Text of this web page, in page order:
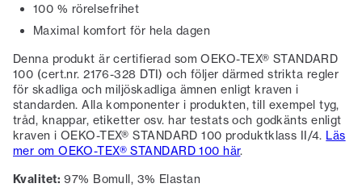
100 % rörelsefrihet
Maximal komfort för hela dagen
Denna produkt är certifierad som OEKO-TEX® STANDARD
100 (cert.nr. 2176-328 DTI) och följer därmed strikta regler
för skadliga och miljöskadliga ämnen enligt kraven i
standarden. Alla komponenter i produkten, till exempel tyg,
tråd, knappar, etiketter osv. har testats och godkänts enligt
kraven i OEKO-TEX® STANDARD 100 produktklass II/4. Läs
mer om OEKO-TEX® STANDARD 100 här.
Kvalitet: 97% Bomull, 3% Elastan